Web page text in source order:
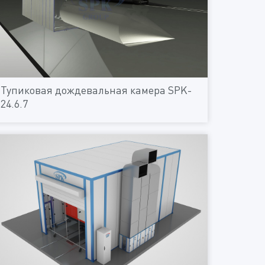
Тупиковая дождевальная камера SPK-
24.6.7